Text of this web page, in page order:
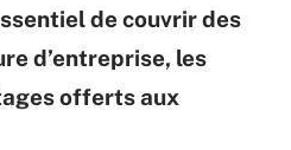
de couvrir des
d’entreprise, les
offerts aux